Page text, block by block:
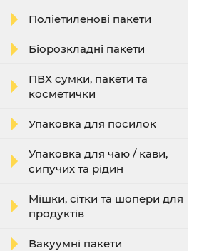
Поліетиленові пакети
Біорозкладні пакети
ПВХ сумки, пакети та
косметички
Упаковка для посилок
Упаковка для чаю / кави,
сипучих та рідин
Мішки, сітки та шопери для
продуктів
Вакуумні пакети